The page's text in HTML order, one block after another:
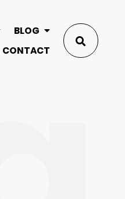
BLOG
CONTACT